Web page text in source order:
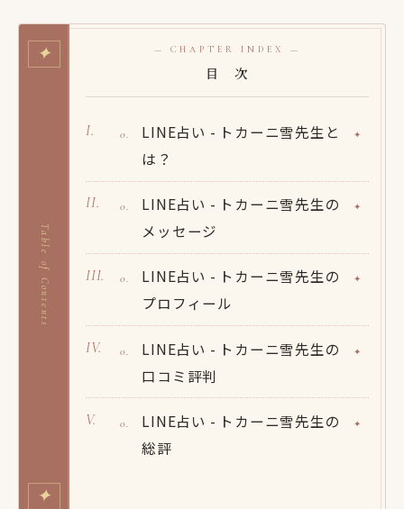
✦
Table of Contents
✦
— CHAPTER INDEX —
目 次
LINE占い - トカーニ雪先生と
は？
LINE占い - トカーニ雪先生の
メッセージ
LINE占い - トカーニ雪先生の
プロフィール
LINE占い - トカーニ雪先生の
口コミ評判
LINE占い - トカーニ雪先生の
総評